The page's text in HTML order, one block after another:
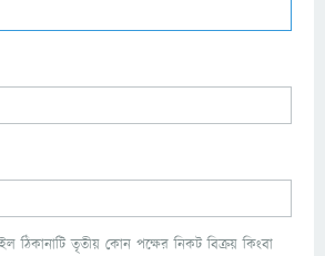
ঠিকানাটি তৃতীয় কোন পক্ষের নিকট বিক্রয় কিংবা